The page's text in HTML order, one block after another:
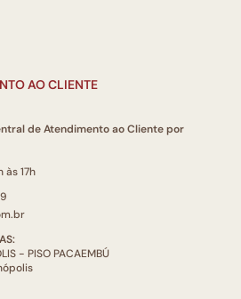
AO CLIENTE
de Atendimento ao Cliente por
às 17h
- PISO PACAEMBÚ